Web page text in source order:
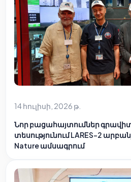
14 հուլիսի, 2026 թ.
Նոր բացահայտումներ
տեսությունում LARES-2
Nature ամսագրում